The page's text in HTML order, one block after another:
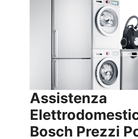
Assistenza
Bosch Prezzi